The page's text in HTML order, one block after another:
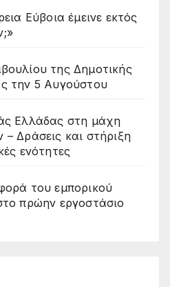
Εύβοια έμεινε εκτός
της Δημοτικής
την 5 Αυγούστου
Ελλάδας στη μάχη
Δράσεις και στήριξη
ενότητες
του εμπορικού
πρώην εργοστάσιο